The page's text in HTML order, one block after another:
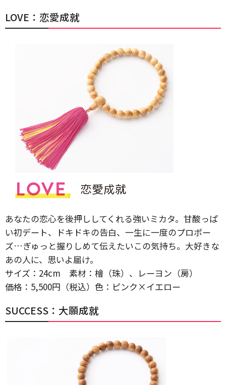
LOVE：恋愛成就
あなたの恋心を後押ししてくれる強いミカタ。甘酸っぱ
い初デート、ドキドキの告白、一生に一度のプロポー
ズ…ぎゅっと握りしめて伝えたいこの気持ち。大好きな
あの人に、思いよ届け。
サイズ：24cm 素材：檜（珠）、レーヨン（房）
価格：5,500円（税込）色：ピンク×イエロー
SUCCESS：大願成就